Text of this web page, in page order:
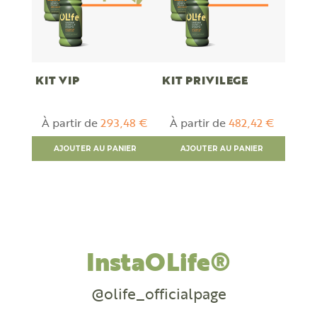
KIT VIP
À partir de293,48 €
AJOUTER AU PANIER
KIT PRIVILEGE
À partir de482,42 €
AJOUTER AU PANIER
InstaOLife®
@olife_officialpage